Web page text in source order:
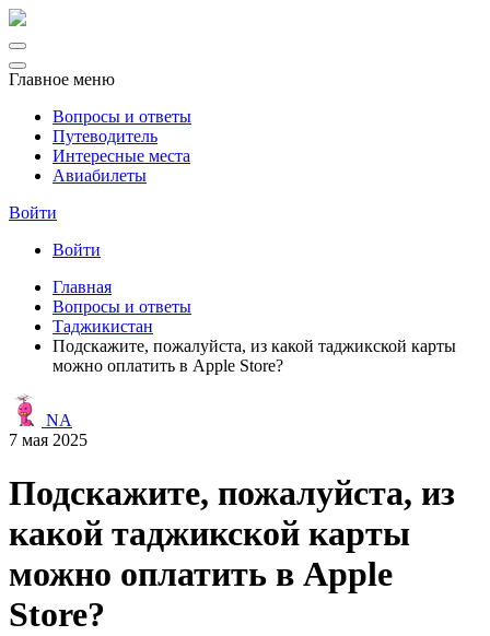
Главное меню
Вопросы и ответы
Путеводитель
Интересные места
Авиабилеты
Войти
Войти
Главная
Вопросы и ответы
Таджикистан
Подскажите, пожалуйста, из какой таджикской карты
можно оплатить в Apple Store?
NA
7 мая 2025
Подскажите, пожалуйста, из
какой таджикской карты
можно оплатить в Apple
Store?